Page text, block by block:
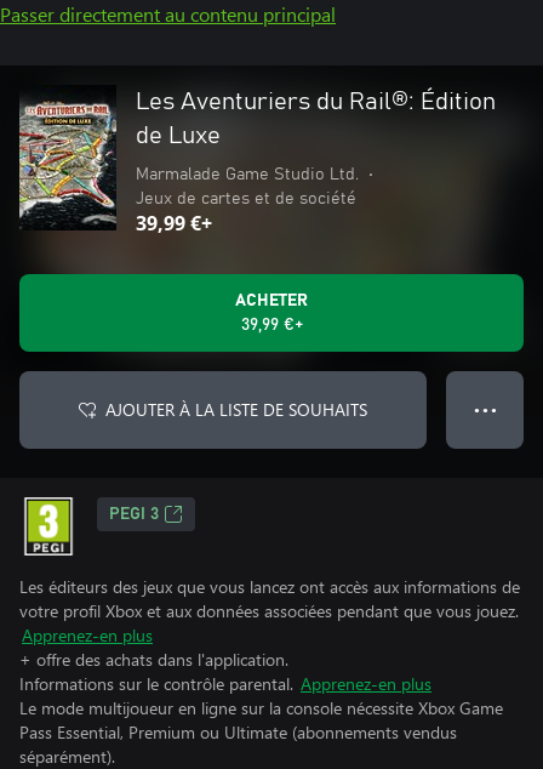
Passer directement au contenu principal
Les Aventuriers du Rail®: Édition
de Luxe
Marmalade Game Studio Ltd.
•
Jeux de cartes et de société
39,99 €+
ACHETER
39,99 €+
AJOUTER À LA LISTE DE SOUHAITS ● ● ●
PEGI 3
Les éditeurs des jeux que vous lancez ont accès aux informations de
votre profil Xbox et aux données associées pendant que vous jouez.
Apprenez-en plus
+ offre des achats dans l'application.
Informations sur le contrôle parental. Apprenez-en plus
Le mode multijoueur en ligne sur la console nécessite Xbox Game
Pass Essential, Premium ou Ultimate (abonnements vendus
séparément).